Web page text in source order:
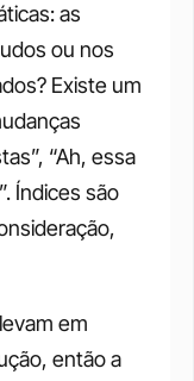
as
ou nos
Existe um
“Ah, essa
Índices são
em
então a